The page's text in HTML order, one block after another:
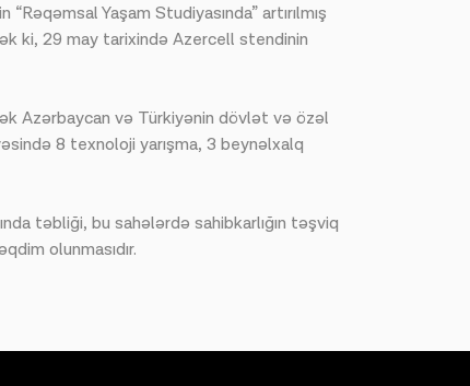
Yaşam Studiyasında” artırılmış
ki, 29 may tarixində Azercell stendinin
Azərbaycan və Türkiyənin dövlət və özəl
8 texnoloji yarışma, 3 beynəlxalq
təbliği, bu sahələrdə sahibkarlığın təşviq
olunmasıdır.